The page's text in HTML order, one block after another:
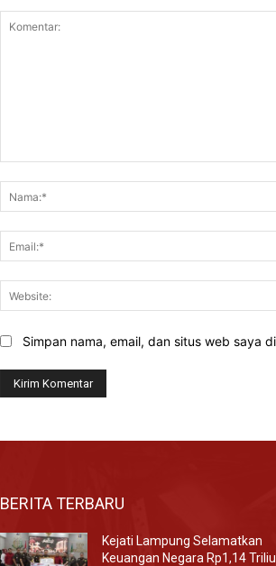
Simpan nama, email, dan situs web saya
BERITA TERBARU
Kejati Lampung Selamatkan
Keuangan Negara Rp1,14